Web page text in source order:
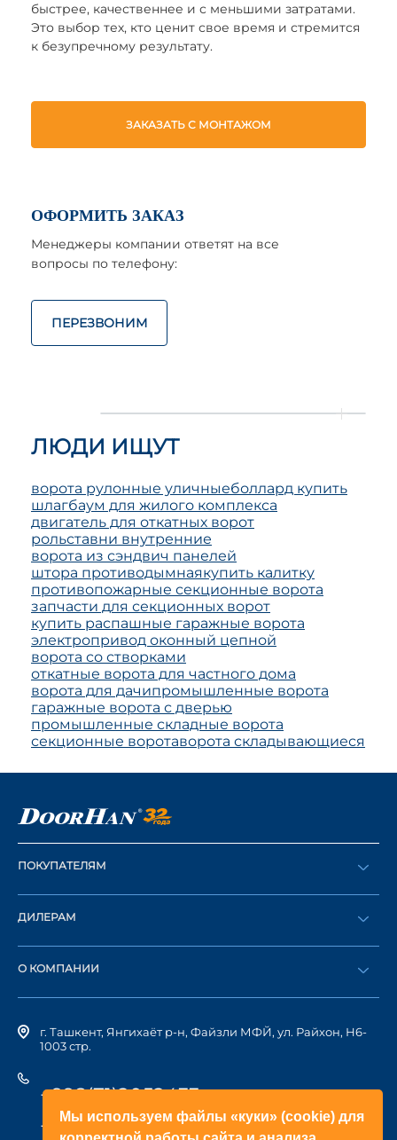
Мы используем файлы «куки» (cookie) для
быстрее, качественнее и с меньшими затратами.
Это выбор тех, кто ценит свое время и стремится
к безупречному результату.
ЗАКАЗАТЬ С МОНТАЖОМ
ОФОРМИТЬ ЗАКАЗ
Менеджеры компании ответят на все
вопросы по телефону:
ПЕРЕЗВОНИМ
ЛЮДИ ИЩУТ
ворота рулонные уличныеболлард купить
шлагбаум для жилого комплекса
двигатель для откатных ворот
рольставни внутренние
ворота из сэндвич панелей
штора противодымнаякупить калитку
противопожарные секционные ворота
запчасти для секционных ворот
купить распашные гаражные ворота
электропривод оконный цепной
ворота со створками
откатные ворота для частного дома
ворота для дачипромышленные ворота
гаражные ворота с дверью
промышленные складные ворота
секционные воротаворота складывающиеся
ПОКУПАТЕЛЯМ
Оформить заказ
Каталог
ДИЛЕРАМ
Стать дилером
О КОМПАНИИ
История компании
г. Ташкент, Янгихаёт р-н, Файзли МФЙ, ул. Райхон, Н6-
1003 стр.
+998(71)2052433
+998(71)2052422